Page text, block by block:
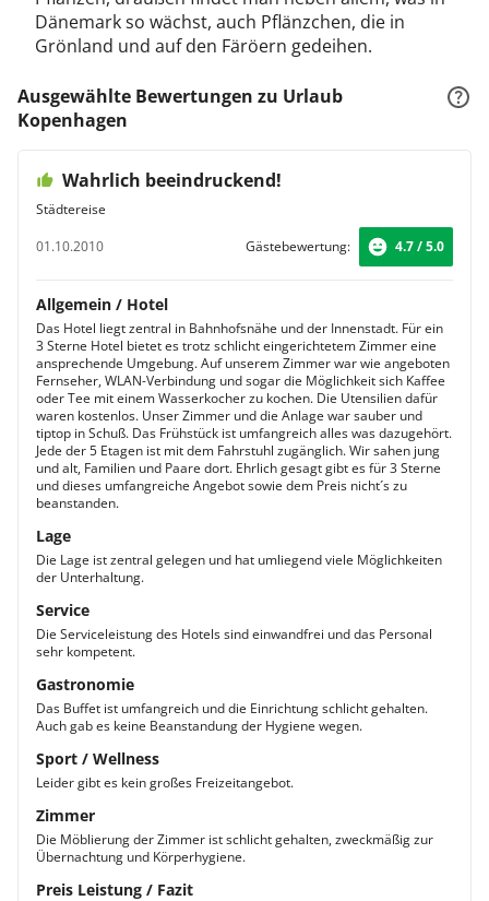
Dänemark so wächst, auch Pflänzchen, die in
Grönland und auf den Färöern gedeihen.
Ausgewählte Bewertungen zu Urlaub
Kopenhagen
Wahrlich beeindruckend!
Städtereise
01.10.2010
Gästebewertung: 4.7 / 5.0
Allgemein / Hotel
Das Hotel liegt zentral in Bahnhofsnähe und der Innenstadt. Für ein
3 Sterne Hotel bietet es trotz schlicht eingerichtetem Zimmer eine
ansprechende Umgebung. Auf unserem Zimmer war wie angeboten
Fernseher, WLAN-Verbindung und sogar die Möglichkeit sich Kaffee
oder Tee mit einem Wasserkocher zu kochen. Die Utensilien dafür
waren kostenlos. Unser Zimmer und die Anlage war sauber und
tiptop in Schuß. Das Frühstück ist umfangreich alles was dazugehört.
Jede der 5 Etagen ist mit dem Fahrstuhl zugänglich. Wir sahen jung
und alt, Familien und Paare dort. Ehrlich gesagt gibt es für 3 Sterne
und dieses umfangreiche Angebot sowie dem Preis nicht´s zu
beanstanden.
Lage
Die Lage ist zentral gelegen und hat umliegend viele Möglichkeiten
der Unterhaltung.
Service
Die Serviceleistung des Hotels sind einwandfrei und das Personal
sehr kompetent.
Gastronomie
Das Buffet ist umfangreich und die Einrichtung schlicht gehalten.
Auch gab es keine Beanstandung der Hygiene wegen.
Sport / Wellness
Leider gibt es kein großes Freizeitangebot.
Zimmer
Die Möblierung der Zimmer ist schlicht gehalten, zweckmäßig zur
Übernachtung und Körperhygiene.
Preis Leistung / Fazit